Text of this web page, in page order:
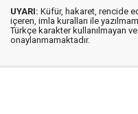
UYARI: Küfür, hakaret, rencide
içeren, imla kuralları ile
Türkçe karakter kullanılmayan
onaylanmamaktadır.